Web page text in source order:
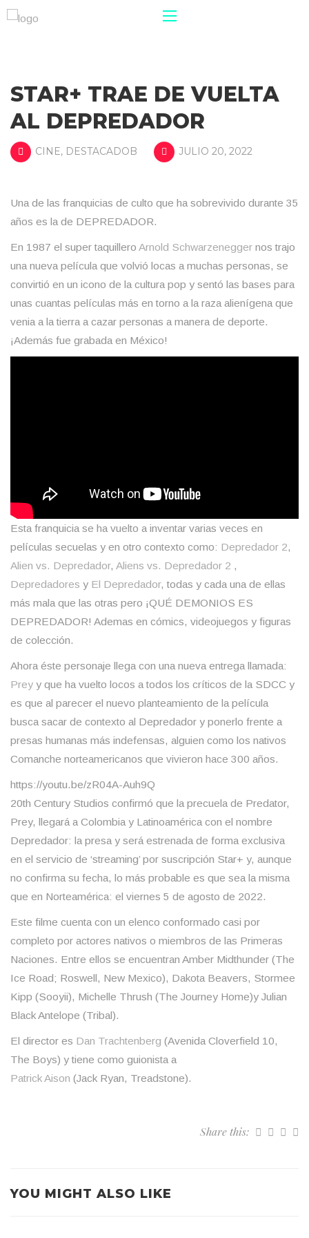
STAR+ TRAE DE VUELTA
AL DEPREDADOR
CINE, DESTACADOB JULIO 20, 2022
Una de las franquicias de culto que ha sobrevivido durante 35
años es la de DEPREDADOR.
En 1987 el super taquillero Arnold Schwarzenegger nos trajo
una nueva película que volvió locas a muchas personas, se
convirtió en un icono de la cultura pop y sentó las bases para
unas cuantas películas más en torno a la raza alienígena que
venia a la tierra a cazar personas a manera de deporte.
¡Además fue grabada en México!
Esta franquicia se ha vuelto a inventar varias veces en
películas secuelas y en otro contexto como: Depredador 2,
Alien vs. Depredador, Aliens vs. Depredador 2 ,
Depredadores y El Depredador, todas y cada una de ellas
más mala que las otras pero ¡QUÉ DEMONIOS ES
DEPREDADOR! Ademas en cómics, videojuegos y figuras
de colección.
Ahora éste personaje llega con una nueva entrega llamada:
Prey y que ha vuelto locos a todos los críticos de la SDCC y
es que al parecer el nuevo planteamiento de la película
busca sacar de contexto al Depredador y ponerlo frente a
presas humanas más indefensas, alguien como los nativos
Comanche norteamericanos que vivieron hace 300 años.
https://youtu.be/zR04A-Auh9Q
20th Century Studios confirmó que la precuela de Predator,
Prey, llegará a Colombia y Latinoamérica con el nombre
Depredador: la presa y será estrenada de forma exclusiva
en el servicio de ‘streaming’ por suscripción Star+ y, aunque
no confirma su fecha, lo más probable es que sea la misma
que en Norteamérica: el viernes 5 de agosto de 2022.
Este filme cuenta con un elenco conformado casi por
completo por actores nativos o miembros de las Primeras
Naciones. Entre ellos se encuentran Amber Midthunder (The
Ice Road; Roswell, New Mexico), Dakota Beavers, Stormee
Kipp (Sooyii), Michelle Thrush (The Journey Home)y Julian
Black Antelope (Tribal).
El director es Dan Trachtenberg (Avenida Cloverfield 10,
The Boys) y tiene como guionista a
Patrick Aison (Jack Ryan, Treadstone).
Share this:
YOU MIGHT ALSO LIKE